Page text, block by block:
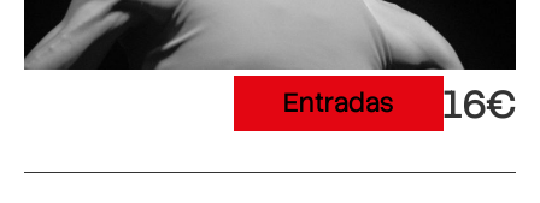
Entradas 16€